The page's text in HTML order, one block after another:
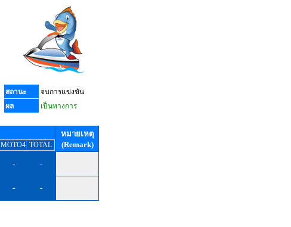
สถานะ
จบการแข่งขัน
ผล
เป็นทางการ
MOTO4 TOTAL
หมายเหตุ
(Remark)
- -
- -